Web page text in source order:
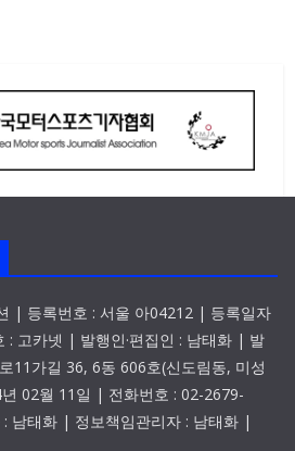
| 등록번호 : 서울 아04212 | 등록일자
: 고카넷 | 발행인·편집인 : 남태화 | 발
11가길 36, 6동 606호(신도림동, 미성
02월 11일 | 전화번호 : 02-2679-
남태화 | 정보책임관리자 : 남태화 |